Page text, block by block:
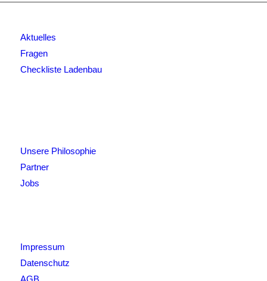
Aktuelles
Fragen
Checkliste Ladenbau
Unsere Philosophie
Partner
Jobs
Impressum
Datenschutz
AGB